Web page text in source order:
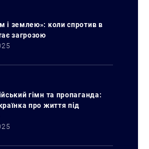
за запитом:
і землею»: коли спротив в
загрозою
гімн та пропаганда:
про життя під